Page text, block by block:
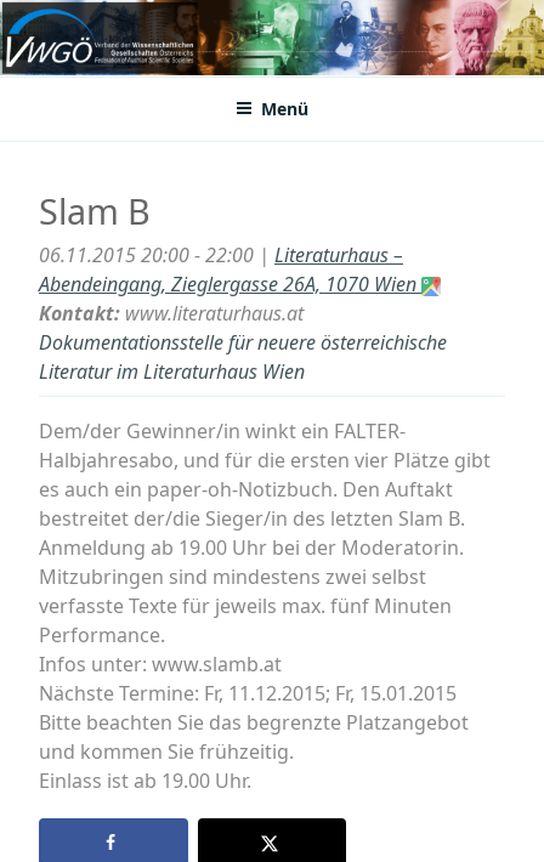
Zum
Inhalt
springenVWGÖ
Federation of Austrian Scientific Societies
Menü
Slam B
06.11.2015 20:00 - 22:00 | Literaturhaus –
Abendeingang, Zieglergasse 26A, 1070 Wien
Kontakt: www.literaturhaus.at
Dokumentationsstelle für neuere österreichische
Literatur im Literaturhaus Wien
Dem/der Gewinner/in winkt ein FALTER-
Halbjahresabo, und für die ersten vier Plätze gibt
es auch ein paper-oh-Notizbuch. Den Auftakt
bestreitet der/die Sieger/in des letzten Slam B.
Anmeldung ab 19.00 Uhr bei der Moderatorin.
Mitzubringen sind mindestens zwei selbst
verfasste Texte für jeweils max. fünf Minuten
Performance.
Infos unter: www.slamb.at
Nächste Termine: Fr, 11.12.2015; Fr, 15.01.2015
Bitte beachten Sie das begrenzte Platzangebot
und kommen Sie frühzeitig.
Einlass ist ab 19.00 Uhr.